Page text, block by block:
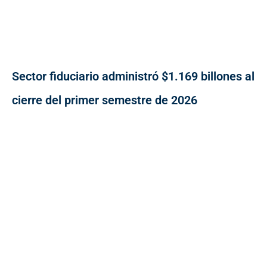
Sector fiduciario administró $1.169 billones al
cierre del primer semestre de 2026